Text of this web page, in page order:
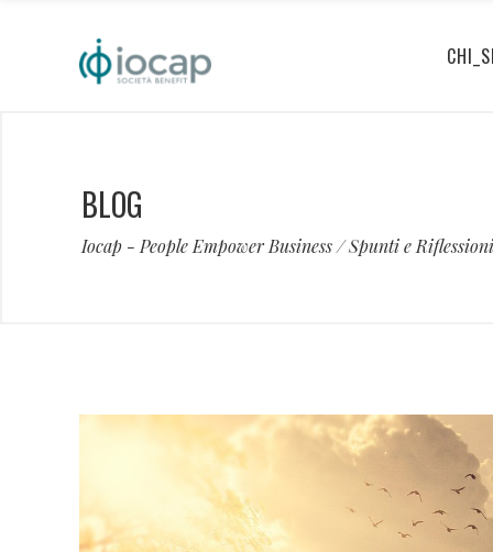
BLOG
Iocap - People Empower Business/Spunti e Riflessioni